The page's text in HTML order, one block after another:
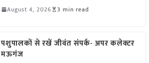
August 4, 2026 3 min read
पशुपालकों से रखें जीवंत संपर्क- अपर कलेक्टर
मऊगंज